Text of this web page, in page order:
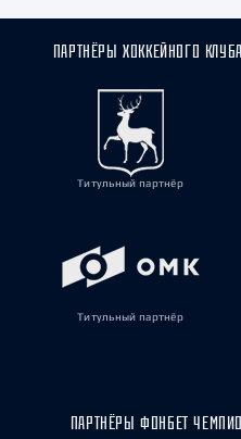
ПАРТНЁРЫ ХОККЕЙНОГО
Титульный партнёр
Титульный партнёр
ПАРТНЁРЫ ФОНБЕТ